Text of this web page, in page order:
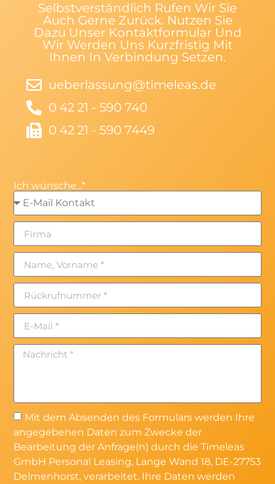
Selbstverständlich Rufen Wir Sie
Auch Gerne Zurück. Nutzen Sie
Dazu Unser Kontaktformular Und
Wir Werden Uns Kurzfristig Mit
Ihnen In Verbindung Setzen.
ueberlassung@timeleas.de
0 42 21 - 590 740
0 42 21 - 590 7449
Ich wünsche...*
Mit dem Absenden des Formulars werden Ihre
angegebenen Daten zum Zwecke der
Bearbeitung der Anfrage(n) durch die Timeleas
GmbH Personal Leasing, Lange Wand 18, DE-27753
Delmenhorst, verarbeitet. Ihre Daten werden